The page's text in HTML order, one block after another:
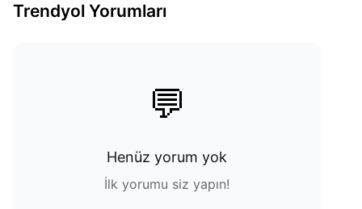
Trendyol Yorumları
💬
Henüz yorum yok
İlk yorumu siz yapın!